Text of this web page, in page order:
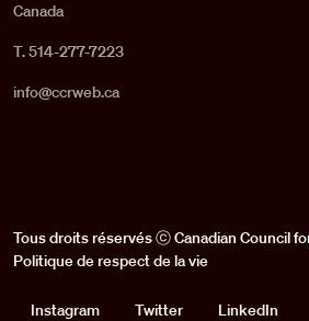
Canada
T. 514-277-7223
info@ccrweb.ca
Tous droits réservés ⓒ Canadian Council
Politique de respect de la vie
Social
Instagram Twitter LinkedIn